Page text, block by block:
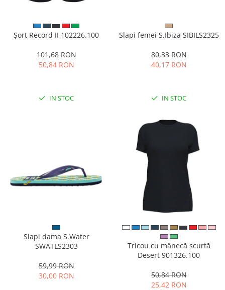
Șort Record II 102226.100
101,68 RON
50,84 RON
IN STOC
Slapi femei S.Ibiza SIBILS2325
80,33 RON
40,17 RON
IN STOC
Slapi dama S.Water
SWATLS2303
59,99 RON
30,00 RON
Tricou cu mânecă scurtă
Desert 901326.100
50,84 RON
25,42 RON